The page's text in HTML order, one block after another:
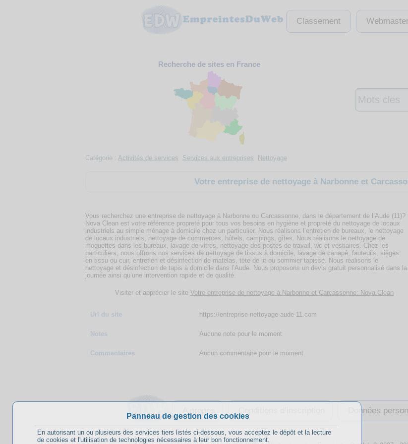
Classement Webmaster
Recherche de sites en France
Catégorie : Activités de services Services aux entreprises Nettoyage
Votre entreprise de nettoyage à Narbonne et
Vous recherchez une entreprise de nettoyage à Narbonne ou Carcassonne, dans le département de l’Aude (11)?
Nova Clean est votre référence propreté pour tous vos besoins en hygiène et propreté du nettoyage de locaux
industriels au simple ménage à domicile chez un particulier. Nous réalisons l’entretien de bureaux, le nettoyage
de locaux industriels, nettoyage de commerces, hôtels, campings, gîtes. Nous réalisons le nettoyage de
moquettes dans les bureaux, lavage de vitres, nettoyage des postes de travail, wc et vestiaires. Chez les
particuliers, nous offrons nos services de nettoyage de tissus à domicile, lavage de canapé, fauteuils, sièges
en tissu ou cuir, entretien et désinfection de matelas, tête de lit ou sommier tapissé. Nous réalisons le
nettoyage et désinfection de tapis à domicile dans l’Aude. Nous proposons un devis gratuit personnalisé dans la
journée ainsi qu’une intervention rapide et de qualité.
Visiter et apprécier le site Votre entreprise de nettoyage à Narbonne et Carcassonne: Nova Clean
Url du site https://entreprise-nettoyage-aude-11.com
Notes Aucune note pour le moment
Commentaires Aucun commentaire pour le moment
Données
Panneau de gestion des cookies
En autorisant un ou plusieurs des services tiers listés ci-dessous, vous acceptez le dépôt et la lecture
de cookies et l'utilisation de technologies nécessaires à leur bon fonctionnement.